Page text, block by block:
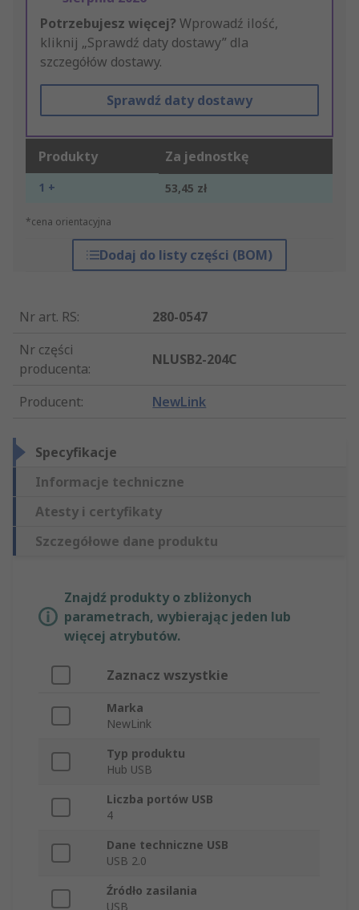
Potrzebujesz więcej? Wprowadź ilość,
kliknij „Sprawdź daty dostawy” dla
szczegółów dostawy.
Sprawdź daty dostawy
Produkty Za jednostkę
1 + 53,45 zł
*cena orientacyjna
Dodaj do listy części (BOM)
Nr art. RS:
280-0547
Nr części
producenta:
NLUSB2-204C
Producent: NewLink
Specyfikacje
Informacje techniczne
Atesty i certyfikaty
Szczegółowe dane produktu
Znajdź produkty o zbliżonych
parametrach, wybierając jeden lub
więcej atrybutów.
Zaznacz wszystkie
Marka
NewLink
Typ produktu
Hub USB
Liczba portów USB
4
Dane techniczne USB
USB 2.0
Źródło zasilania
USB